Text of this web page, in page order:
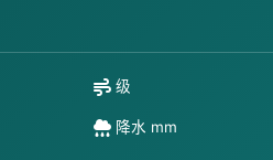
级
降水 mm